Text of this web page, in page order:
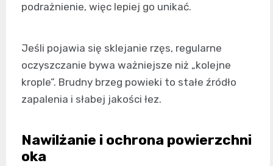
podrażnienie, więc lepiej go unikać.
Jeśli pojawia się sklejanie rzęs, regularne
oczyszczanie bywa ważniejsze niż „kolejne
krople”. Brudny brzeg powieki to stałe źródło
zapalenia i słabej jakości łez.
Nawilżanie i ochrona powierzchni
oka